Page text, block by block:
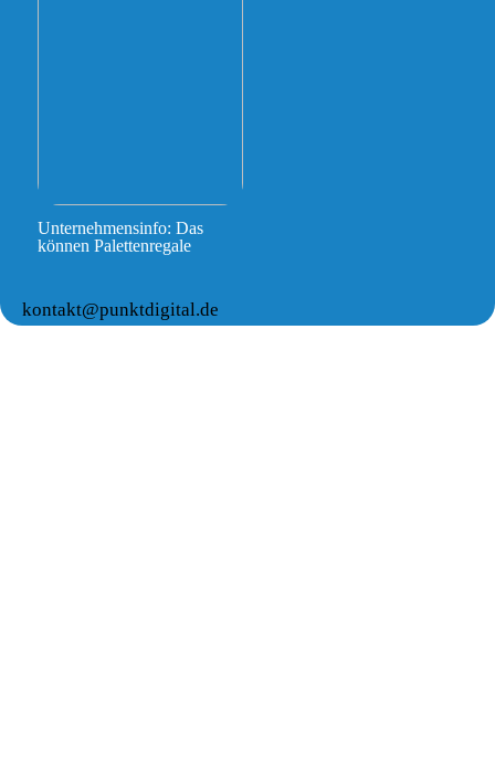
Unternehmensinfo: Das
können Palettenregale
kontakt@punktdigital.de